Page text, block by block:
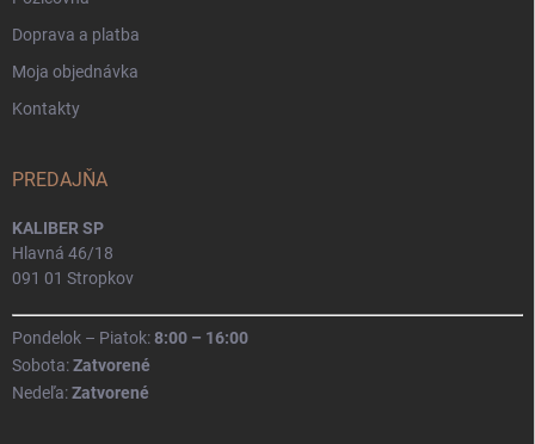
Doprava a platba
Moja objednávka
Kontakty
PREDAJŇA
KALIBER SP
Hlavná 46/18
091 01 Stropkov
Pondelok – Piatok:8:00 – 16:00
Sobota:Zatvorené
Nedeľa:Zatvorené